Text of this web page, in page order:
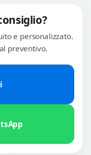
e personalizzato.
preventivo.